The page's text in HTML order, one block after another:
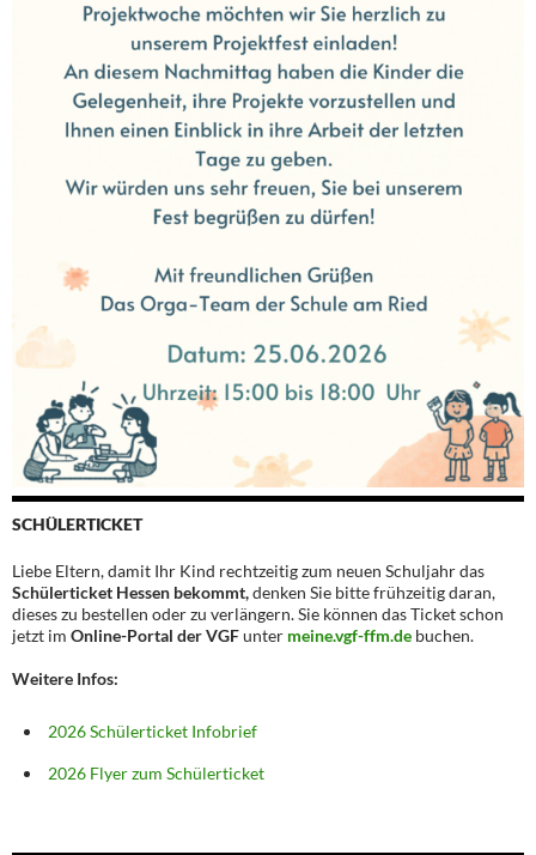
SCHÜLERTICKET
Liebe Eltern, damit Ihr Kind rechtzeitig zum neuen Schuljahr das
Schülerticket Hessen bekommt,denken Sie bitte frühzeitig daran,
dieses zu bestellen oder zu verlängern. Sie können das Ticket schon
jetzt im Online-Portal der VGFunter meine.vgf-ffm.de buchen.
Weitere Infos:
2026 Schülerticket Infobrief
2026 Flyer zum Schülerticket